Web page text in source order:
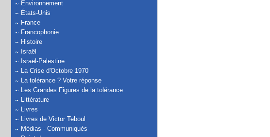
Environnement
États-Unis
France
Francophonie
Histoire
Israël
Israël-Palestine
La Crise d'Octobre 1970
La tolérance ? Votre réponse
Les Grandes Figures de la tolérance
Littérature
Livres
Livres de Victor Teboul
Médias - Communiqués